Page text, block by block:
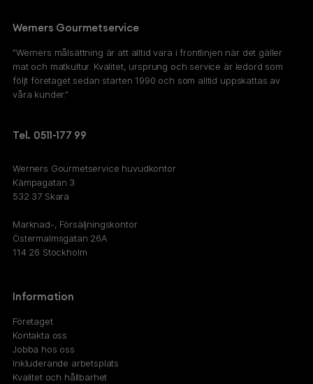
Werners Gourmetservice
”Werners målsättning är att alltid vara i frontlinjen när det gäller
mat och matkultur. Kvalitet, ursprung och service är ledord som
följt företaget sedan starten 1990 och som alltid uppskattas av
våra kunder.”
Tel. 0511-177 99
Werners Gourmetservice huvudkontor
Kämpagatan 3
532 37 Skara
Marknad-, Försäljningskontor
Östermalmsgatan 26A
114 26 Stockholm
Information
Företaget
Kontakta oss
Jobba hos oss
Inkluderande arbetsplats
Kvalitet och hållbarhet